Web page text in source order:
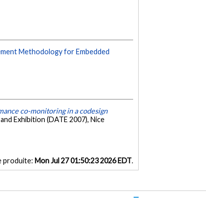
Methodology for Embedded
co-monitoring in a codesign
Exhibition (DATE 2007), Nice
produite: Mon Jul 27 01:50:23 2026 EDT.